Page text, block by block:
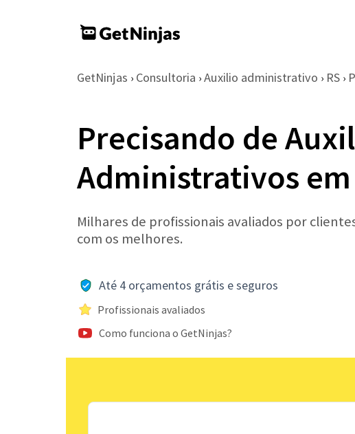
GetNinjas › Consultoria › Auxilio administrativo › RS ›
Precisando de
Administrativos
Milhares de profissionais avaliados por
com os melhores.
Até 4 orçamentos grátis e seguros
Profissionais avaliados
Como funciona o GetNinjas?